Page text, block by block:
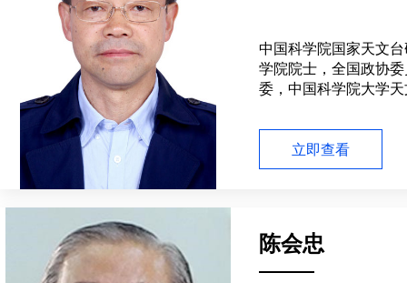
中国科学院国家天文
学院院士，全国政协
委，中国科学院大学
了在天山地区开展的“
测”科学实验。目前担
专项 “多波段引力波宇
青年科学家奖、中国
等奖、国家自然科学
科技进步奖等奖励。
立即查看
陈会忠